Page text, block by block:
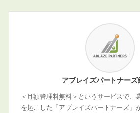
アブレイズパートナーズ
＜月額管理料無料＞というサービスで、
を起こした「アブレイズパートナーズ」